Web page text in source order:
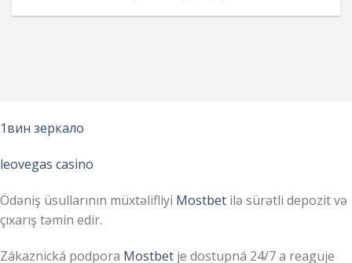
1вин зеркало
leovegas casino
Ödəniş üsullarının müxtəlifliyi Mostbet ilə sürətli depozit və
çıxarış təmin edir.
Zákaznická podpora Mostbet je dostupná 24/7 a reaguje